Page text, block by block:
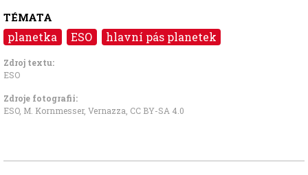
TÉMATA
planetka ESO hlavní pás planetek
Zdroj textu:
ESO
Zdroje fotografii:
ESO, M. Kornmesser, Vernazza CC BY-SA 4.0